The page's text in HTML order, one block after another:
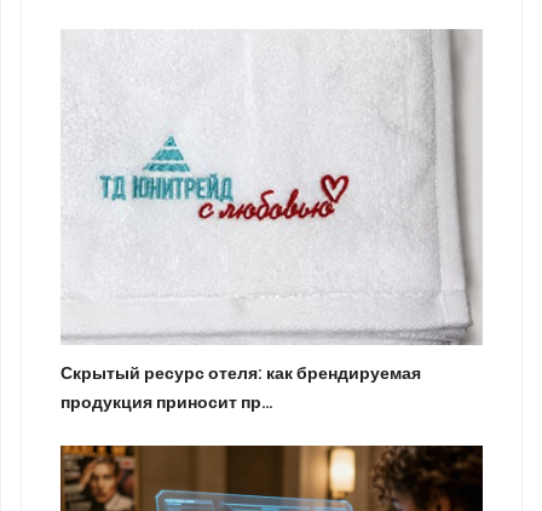
Скрытый ресурс отеля: как брендируемая
продукция приносит пр…